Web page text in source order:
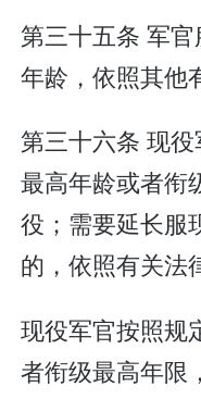
第三十五条 军
年龄，依照其他
第三十六条 现
最高年龄或者衔
役；需要延长服
的，依照有关法
现役军官按照规
者衔级最高年限